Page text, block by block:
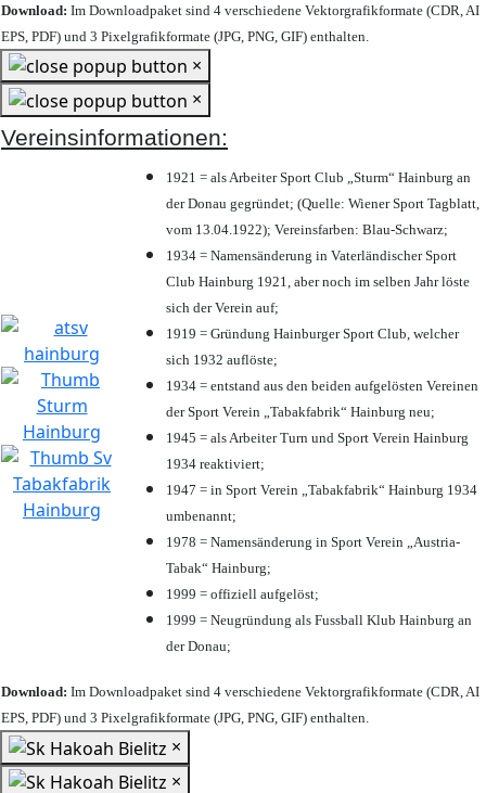
Download: Im Downloadpaket sind 4 verschiedene Vektorgrafikformate (CDR, AI
EPS, PDF) und 3 Pixelgrafikformate (JPG, PNG, GIF) enthalten.
×
×
Vereinsinformationen:
1921 = als Arbeiter Sport Club „Sturm“ Hainburg an
der Donau gegründet; (Quelle: Wiener Sport Tagblatt,
vom 13.04.1922); Vereinsfarben: Blau-Schwarz;
1934 = Namensänderung in Vaterländischer Sport
Club Hainburg 1921, aber noch im selben Jahr löste
sich der Verein auf;
1919 = Gründung Hainburger Sport Club, welcher
sich 1932 auflöste;
1934 = entstand aus den beiden aufgelösten Vereinen
der Sport Verein „Tabakfabrik“ Hainburg neu;
1945 = als Arbeiter Turn und Sport Verein Hainburg
1934 reaktiviert;
1947 = in Sport Verein „Tabakfabrik“ Hainburg 1934
umbenannt;
1978 = Namensänderung in Sport Verein „Austria-
Tabak“ Hainburg;
1999 = offiziell aufgelöst;
1999 = Neugründung als Fussball Klub Hainburg an
der Donau;
Download: Im Downloadpaket sind 4 verschiedene Vektorgrafikformate (CDR, AI
EPS, PDF) und 3 Pixelgrafikformate (JPG, PNG, GIF) enthalten.
×
×